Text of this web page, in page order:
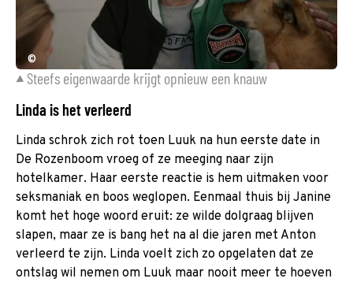
©
Steefs eigenwaarde krijgt opnieuw een knauw
Linda is het verleerd
Linda schrok zich rot toen Luuk na hun eerste date in
De Rozenboom vroeg of ze meeging naar zijn
hotelkamer. Haar eerste reactie is hem uitmaken voor
seksmaniak en boos weglopen. Eenmaal thuis bij Janine
komt het hoge woord eruit: ze wilde dolgraag blijven
slapen, maar ze is bang het na al die jaren met Anton
verleerd te zijn. Linda voelt zich zo opgelaten dat ze
ontslag wil nemen om Luuk maar nooit meer te hoeven